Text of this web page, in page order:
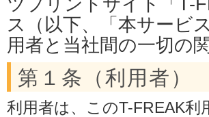
ス（以下、「本サービ
用者と当社間の一切の
第１条（利用者）
利用者は、このT-FREAK利